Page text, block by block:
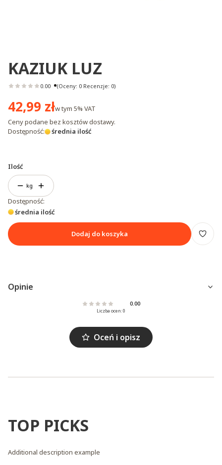
KAZIUK LUZ
0.00 (Oceny: 0 Recenzje: 0)
Cena
42,99 złw tym 5% VAT
Ceny podane bez kosztów dostawy.
Dostępność:
średnia ilość
Ilość
kg
Dostępność:
średnia ilość
Dodaj do koszyka
Opinie
0.00
Liczba ocen: 0
Oceń i opisz
TOP PICKS
Additional description example